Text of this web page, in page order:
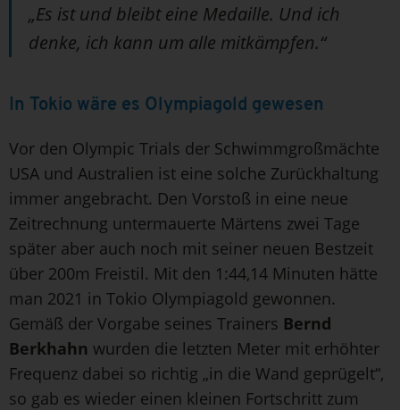
„Es ist und bleibt eine Medaille. Und ich
denke, ich kann um alle mitkämpfen.“
In Tokio wäre es Olympiagold gewesen
Vor den Olympic Trials der Schwimmgroßmächte
USA und Australien ist eine solche Zurückhaltung
immer angebracht. Den Vorstoß in eine neue
Zeitrechnung untermauerte Märtens zwei Tage
später aber auch noch mit seiner neuen Bestzeit
über 200m Freistil. Mit den 1:44,14 Minuten hätte
man 2021 in Tokio Olympiagold gewonnen.
Gemäß der Vorgabe seines Trainers Bernd
Berkhahn wurden die letzten Meter mit erhöhter
Frequenz dabei so richtig „in die Wand geprügelt“,
so gab es wieder einen kleinen Fortschritt zum